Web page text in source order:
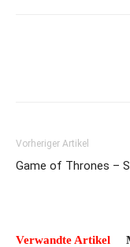
Vorheriger Artikel
Game of Thrones –
Verwandte Artikel